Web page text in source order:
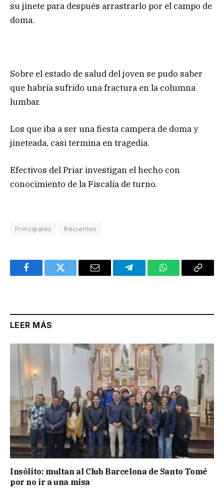
su jinete para después arrastrarlo por el campo de
doma.
Sobre el estado de salud del joven se pudo saber
que habría sufrido una fractura en la columna
lumbar.
Los que iba a ser una fiesta campera de doma y
jineteada, casi termina en tragedia.
Efectivos del Priar investigan el hecho con
conocimiento de la Fiscalía de turno.
Principales Recientes
FacebookTwitter Email TelegramWhatsAppCopy
LEER MÁS
Insólito: multan al Club Barcelona de Santo Tomé
por no ir a una misa